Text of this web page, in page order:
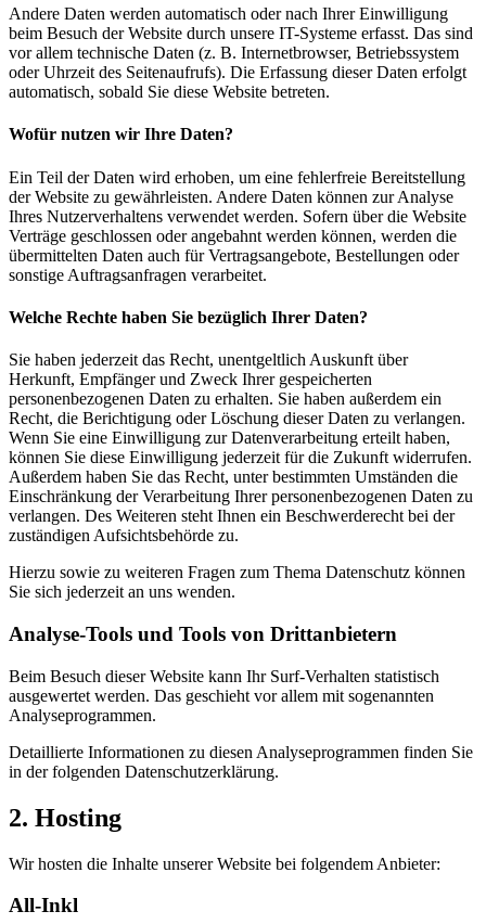
Andere Daten werden automatisch oder nach Ihrer Einwilligung
beim Besuch der Website durch unsere IT-Systeme erfasst. Das sind
vor allem technische Daten (z. B. Internetbrowser, Betriebssystem
oder Uhrzeit des Seitenaufrufs). Die Erfassung dieser Daten erfolgt
automatisch, sobald Sie diese Website betreten.
Wofür nutzen wir Ihre Daten?
Ein Teil der Daten wird erhoben, um eine fehlerfreie Bereitstellung
der Website zu gewährleisten. Andere Daten können zur Analyse
Ihres Nutzerverhaltens verwendet werden. Sofern über die Website
Verträge geschlossen oder angebahnt werden können, werden die
übermittelten Daten auch für Vertragsangebote, Bestellungen oder
sonstige Auftragsanfragen verarbeitet.
Welche Rechte haben Sie bezüglich Ihrer Daten?
Sie haben jederzeit das Recht, unentgeltlich Auskunft über
Herkunft, Empfänger und Zweck Ihrer gespeicherten
personenbezogenen Daten zu erhalten. Sie haben außerdem ein
Recht, die Berichtigung oder Löschung dieser Daten zu verlangen.
Wenn Sie eine Einwilligung zur Datenverarbeitung erteilt haben,
können Sie diese Einwilligung jederzeit für die Zukunft widerrufen.
Außerdem haben Sie das Recht, unter bestimmten Umständen die
Einschränkung der Verarbeitung Ihrer personenbezogenen Daten zu
verlangen. Des Weiteren steht Ihnen ein Beschwerderecht bei der
zuständigen Aufsichtsbehörde zu.
Hierzu sowie zu weiteren Fragen zum Thema Datenschutz können
Sie sich jederzeit an uns wenden.
Analyse-Tools und Tools von Dritt­anbietern
Beim Besuch dieser Website kann Ihr Surf-Verhalten statistisch
ausgewertet werden. Das geschieht vor allem mit sogenannten
Analyseprogrammen.
Detaillierte Informationen zu diesen Analyseprogrammen finden Sie
in der folgenden Datenschutzerklärung.
2. Hosting
Wir hosten die Inhalte unserer Website bei folgendem Anbieter:
All-Inkl